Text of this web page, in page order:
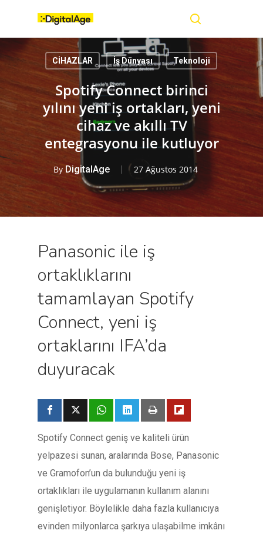
content
CİHAZLAR İş Dünyası Teknoloji
Spotify Connect birinci
yılını yeni iş ortakları, yeni
cihaz ve akıllı TV
entegrasyonu ile kutluyor
By DigitalAge 27 Ağustos 2014
Panasonic ile iş
ortaklıklarını
tamamlayan Spotify
Connect, yeni iş
ortaklarını IFA’da
duyuracak
Spotify Connect geniş ve kaliteli ürün
yelpazesi sunan, aralarında Bose, Panasonic
ve Gramofon’un da bulunduğu yeni iş
ortaklıkları ile uygulamanın kullanım alanını
genişletiyor. Böylelikle daha fazla kullanıcıya
evinden milyonlarca şarkıya ulaşabilme imkânı